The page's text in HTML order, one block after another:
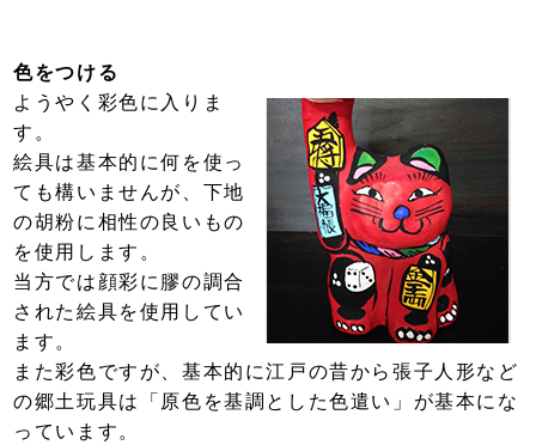
色をつける
ようやく彩色に入りま
す。
絵具は基本的に何を使っ
ても構いませんが、下地
の胡粉に相性の良いもの
を使用します。
当方では顔彩に膠の調合
された絵具を使用してい
ます。
また彩色ですが、基本的に江戸の昔から張子人形など
の郷土玩具は「原色を基調とした色遣い」が基本にな
っています。